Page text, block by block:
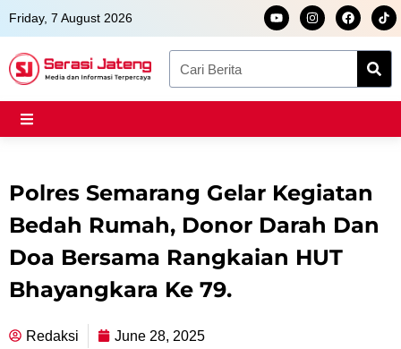
Skip
to
content
Friday, 7 August 2026
Y
o
t
e
I
n
s
t
r
a
F
a
c
e
o
k
Polres Semarang Gelar Kegiatan
Bedah Rumah, Donor Darah Dan
Doa Bersama Rangkaian HUT
Bhayangkara Ke 79.
Redaksi June 28, 2025